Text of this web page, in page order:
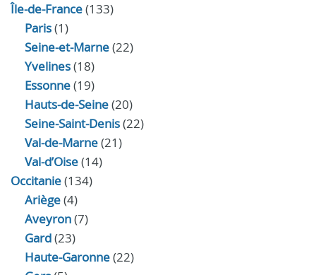
Île-de-France(133)
Paris(1)
Seine-et-Marne(22)
Yvelines(18)
Essonne(19)
Hauts-de-Seine(20)
Seine-Saint-Denis(22)
Val-de-Marne(21)
Val-d’Oise(14)
Occitanie(134)
Ariège(4)
Aveyron(7)
Gard(23)
Haute-Garonne(22)